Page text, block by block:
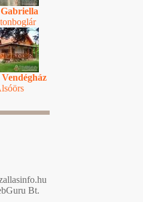
Bt.